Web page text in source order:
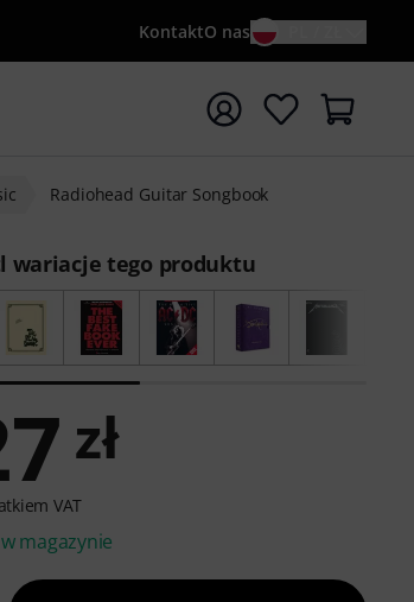
KontaktO nas
od słowa kluczowego {searchTerm}
Radiohead Guitar Songbook
wariacje tego produktu
zł
VAT
magazynie